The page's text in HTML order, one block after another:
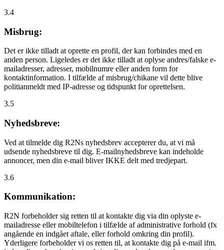
3.4
Misbrug:
Det er ikke tilladt at oprette en profil, der kan forbindes med en
anden person. Ligeledes er det ikke tilladt at oplyse andres/falske e-
mailadresser, adresser, mobilnumre eller anden form for
kontaktinformation. I tilfælde af misbrug/chikane vil dette blive
politianmeldt med IP-adresse og tidspunkt for oprettelsen.
3.5
Nyhedsbreve:
Ved at tilmelde dig R2Ns nyhedsbrev accepterer du, at vi må
udsende nyhedsbreve til dig. E-mailnyhedsbreve kan indeholde
annoncer, men din e-mail bliver IKKE delt med tredjepart.
3.6
Kommunikation:
R2N forbeholder sig retten til at kontakte dig via din oplyste e-
mailadresse eller mobiltelefon i tilfælde af administrative forhold (fx
angående en indgået aftale, eller forhold omkring din profil).
Yderligere forbeholder vi os retten til, at kontakte dig på e-mail ifm.